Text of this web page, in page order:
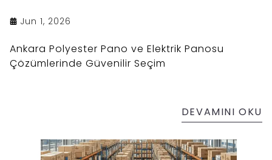
Jun 1, 2026
Ankara Polyester Pano ve Elektrik Panosu
Çözümlerinde Güvenilir Seçim
DEVAMINI OKU